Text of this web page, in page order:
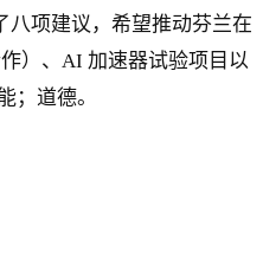
八项建议，希望推动芬兰在
）、AI 加速器试验项目以
；道德。